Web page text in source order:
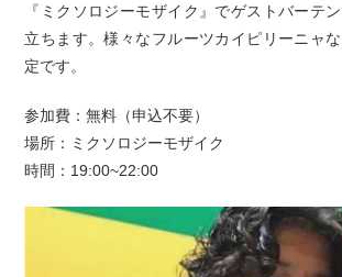
『ミクソロジーモザイク』でゲストバーテ
立ちます。様々なフルーツカイピリーニャ
定です。
参加費：無料（申込不要）
場所：ミクソロジーモザイク
時間：19:00~22:00